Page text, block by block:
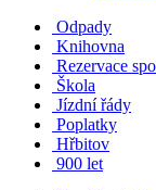
Odpady
Knihovna
Rezervace
Škola
Jízdní řády
Poplatky
Hřbitov
900 let